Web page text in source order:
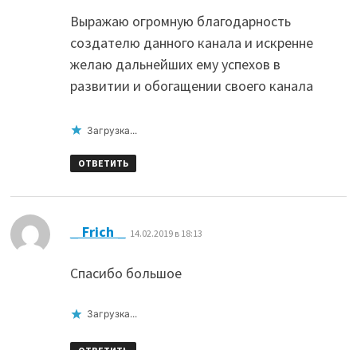
Выражаю огромную благодарность
создателю данного канала и искренне
желаю дальнейших ему успехов в
развитии и обогащении своего канала
Загрузка...
ОТВЕТИТЬ
_ Frich _ 14.02.2019 в 18:13
Спасибо большое
Загрузка...